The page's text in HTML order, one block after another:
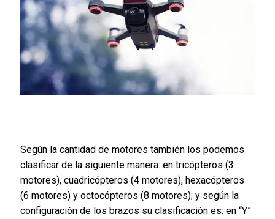
Según la cantidad de motores también los podemos
clasificar de la siguiente manera: en tricópteros (3
motores), cuadricópteros (4 motores), hexacópteros
(6 motores) y octocópteros (8 motores); y según la
configuración de los brazos su clasificación es: en “Y”